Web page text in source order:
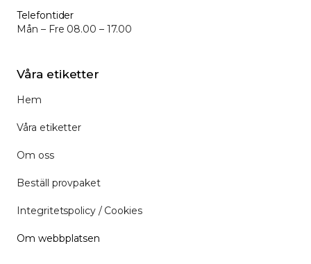
Telefontider
Mån – Fre 08.00 – 17.00
Våra etiketter
Hem
Våra etiketter
Om oss
Beställ provpaket
Integritetspolicy / Cookies
Om webbplatsen